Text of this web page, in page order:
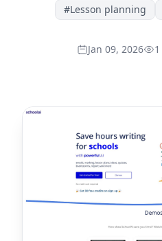
#Lesson planning
Jan 09, 2026 1